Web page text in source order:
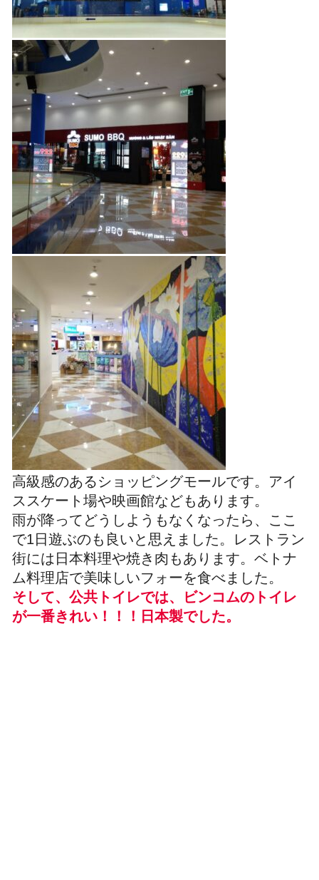
高級感のあるショッピングモールです。アイ
ススケート場や映画館などもあります。
雨が降ってどうしようもなくなったら、ここ
で1日遊ぶのも良いと思えました。レストラン
街には日本料理や焼き肉もあります。ベトナ
ム料理店で美味しいフォーを食べました。
そして、公共トイレでは、ビンコムのトイレ
が一番きれい！！！日本製でした。